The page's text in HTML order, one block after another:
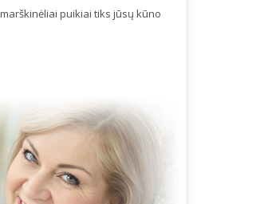
puikiai tiks jūsų kūno